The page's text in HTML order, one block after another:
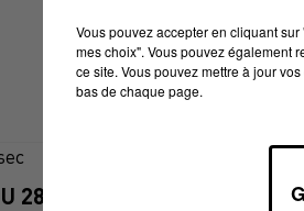
28/01/2025 À 10H00
Vous pouvez accepter en cliquant
mes choix". Vous pouvez également
ce site. Vous pouvez mettre à jour
bas de chaque page.